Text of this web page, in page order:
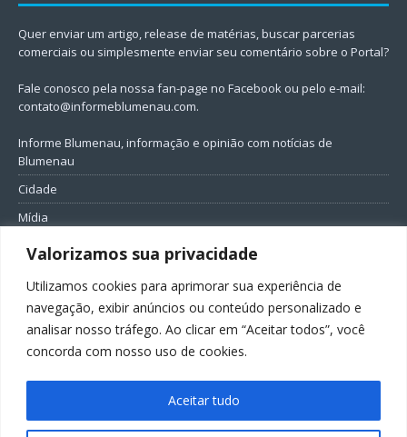
Valorizamos sua privacidade
Utilizamos cookies para aprimorar sua experiência de
navegação, exibir anúncios ou conteúdo personalizado e
analisar nosso tráfego. Ao clicar em “Aceitar todos”, você
concorda com nosso uso de cookies.
Aceitar tudo
Quer enviar um artigo, release de matérias, buscar parcerias
comerciais ou simplesmente enviar seu comentário sobre o Portal?
Fale conosco pela nossa fan-page no Facebook ou pelo e-mail:
contato@informeblumenau.com.
Informe Blumenau, informação e opinião com notícias de
Blumenau
Cidade
Mídia
Entretenimento
Política